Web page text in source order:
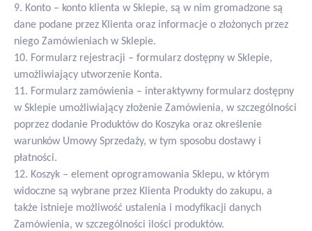
9. Konto – konto klienta w Sklepie, są w nim gromadzone są
dane podane przez Klienta oraz informacje o złożonych przez
niego Zamówieniach w Sklepie.
10. Formularz rejestracji – formularz dostępny w Sklepie,
umożliwiający utworzenie Konta.
11. Formularz zamówienia – interaktywny formularz dostępny
w Sklepie umożliwiający złożenie Zamówienia, w szczególności
poprzez dodanie Produktów do Koszyka oraz określenie
warunków Umowy Sprzedaży, w tym sposobu dostawy i
płatności.
12. Koszyk – element oprogramowania Sklepu, w którym
widoczne są wybrane przez Klienta Produkty do zakupu, a
także istnieje możliwość ustalenia i modyfikacji danych
Zamówienia, w szczególności ilości produktów.